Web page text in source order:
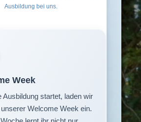
Ausbildung bei uns.
Week
Ausbildung startet, laden wir
Welcome Week ein.